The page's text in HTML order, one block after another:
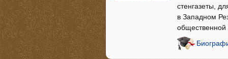
стенгазеты,
в Западном
общественной